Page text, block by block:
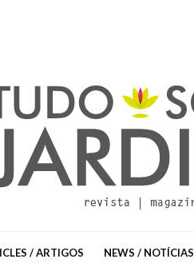
/ ARTIGOS NEWS / NOTÍCIAS